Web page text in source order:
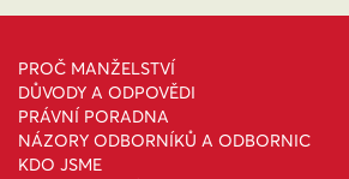
PROČ MANŽELSTVÍ
DŮVODY A ODPOVĚDI
PRÁVNÍ PORADNA
NÁZORY ODBORNÍKŮ A ODBORNIC
KDO JSME